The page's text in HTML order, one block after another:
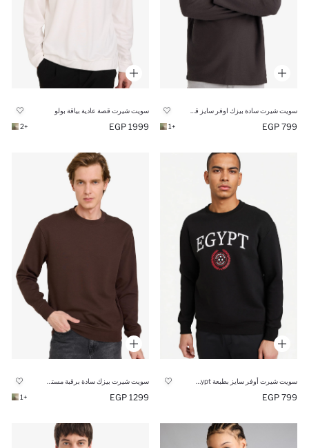
سويت شيرت سادة بيزك اوفر سايز قماش ناعم
799 EGP
+1
سويت شيرت قصة عادية بياقة بولو
1999 EGP
+2
799 EGP
1299 EGP
+1